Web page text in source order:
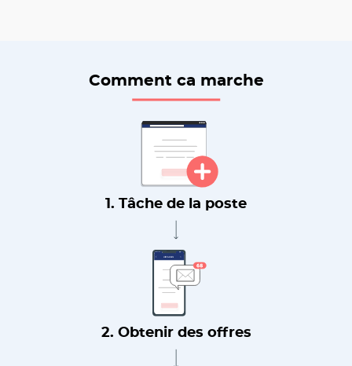
Comment ca marche
1. Tâche de la poste
2. Obtenir des offres